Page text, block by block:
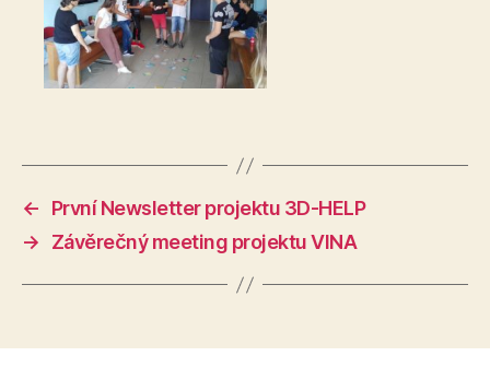
←
První Newsletter projektu 3D-HELP
→
Závěrečný meeting projektu VINA